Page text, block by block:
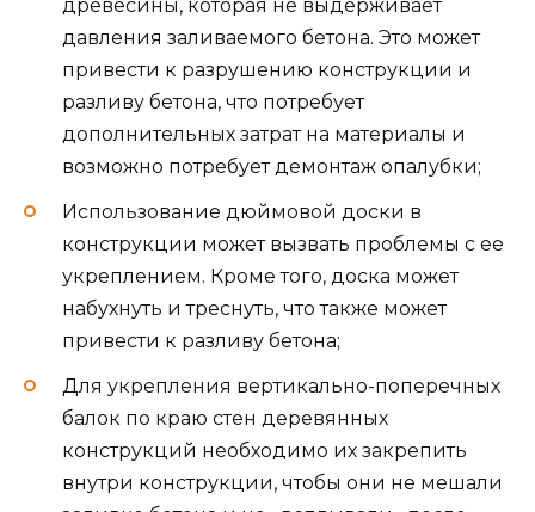
древесины, которая не выдерживает
давления заливаемого бетона. Это может
привести к разрушению конструкции и
разливу бетона, что потребует
дополнительных затрат на материалы и
возможно потребует демонтаж опалубки;
Использование дюймовой доски в
конструкции может вызвать проблемы с ее
укреплением. Кроме того, доска может
набухнуть и треснуть, что также может
привести к разливу бетона;
Для укрепления вертикально-поперечных
балок по краю стен деревянных
конструкций необходимо их закрепить
внутри конструкции, чтобы они не мешали